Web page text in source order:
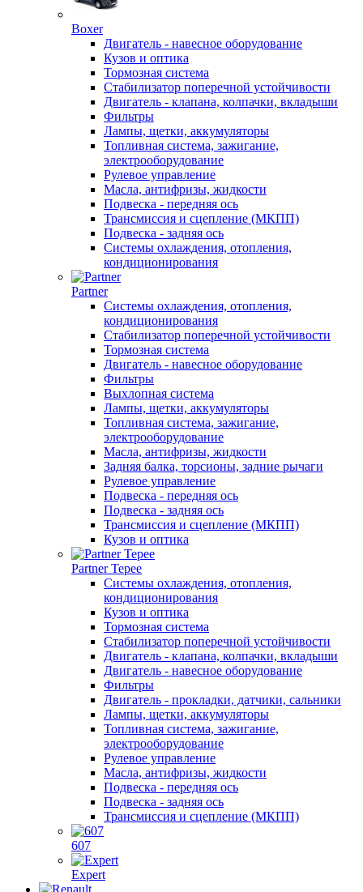
Boxer
Двигатель - навесное оборудование
Кузов и оптика
Тормозная система
Стабилизатор поперечной устойчивости
Двигатель - клапана, колпачки, вкладыши
Фильтры
Лампы, щетки, аккумуляторы
Топливная система, зажигание,
электрооборудование
Рулевое управление
Масла, антифризы, жидкости
Подвеска - передняя ось
Трансмиссия и сцепление (МКПП)
Подвеска - задняя ось
Системы охлаждения, отопления,
кондиционирования
Partner
Системы охлаждения, отопления,
кондиционирования
Стабилизатор поперечной устойчивости
Тормозная система
Двигатель - навесное оборудование
Фильтры
Выхлопная система
Лампы, щетки, аккумуляторы
Топливная система, зажигание,
электрооборудование
Масла, антифризы, жидкости
Задняя балка, торсионы, задние рычаги
Рулевое управление
Подвеска - передняя ось
Подвеска - задняя ось
Трансмиссия и сцепление (МКПП)
Кузов и оптика
Partner Tepee
Системы охлаждения, отопления,
кондиционирования
Кузов и оптика
Тормозная система
Стабилизатор поперечной устойчивости
Двигатель - клапана, колпачки, вкладыши
Двигатель - навесное оборудование
Фильтры
Двигатель - прокладки, датчики, сальники
Лампы, щетки, аккумуляторы
Топливная система, зажигание,
электрооборудование
Рулевое управление
Масла, антифризы, жидкости
Подвеска - передняя ось
Подвеска - задняя ось
Трансмиссия и сцепление (МКПП)
607
Expert